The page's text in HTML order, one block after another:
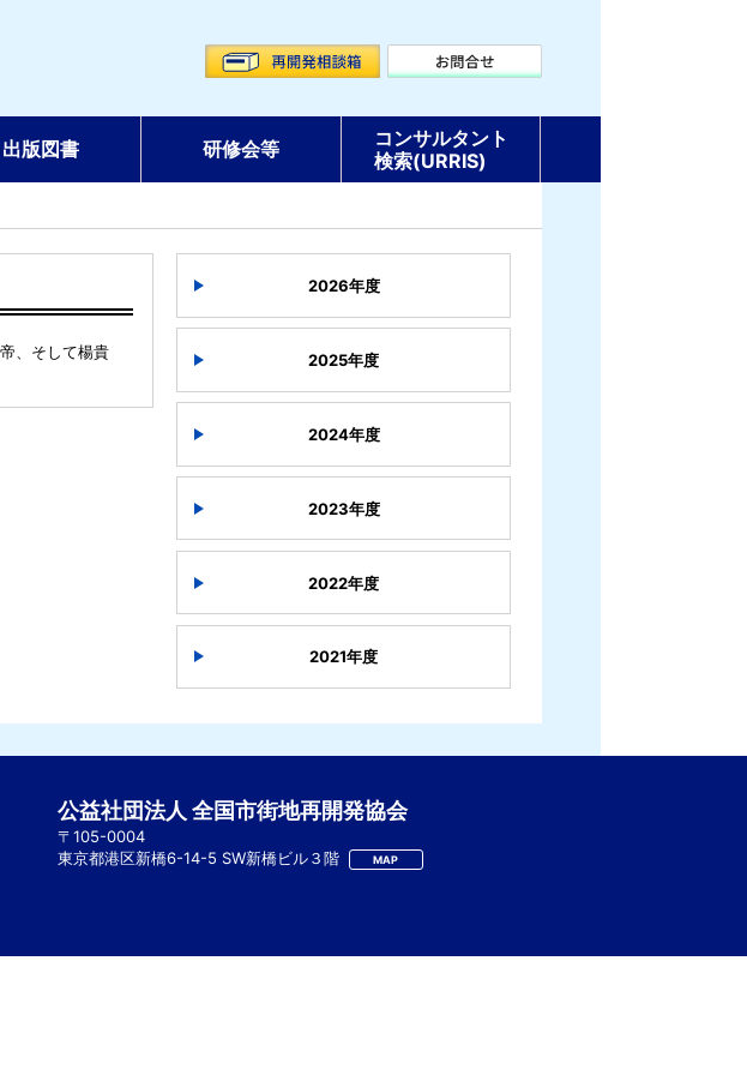
出版図書 研修会等
コンサルタント
検索(URRIS)
、そして楊貴
2026年度
2025年度
2024年度
2023年度
2022年度
2021年度
公益社団法人 全国市街地再開発協会
〒105-0004
東京都港区新橋6-14-5 SW新橋ビル３階
MAP